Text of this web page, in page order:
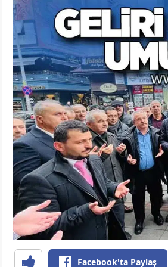
Facebook'ta Paylaş